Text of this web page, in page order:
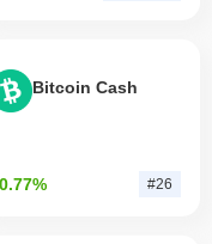
Bitcoin Cash
#26